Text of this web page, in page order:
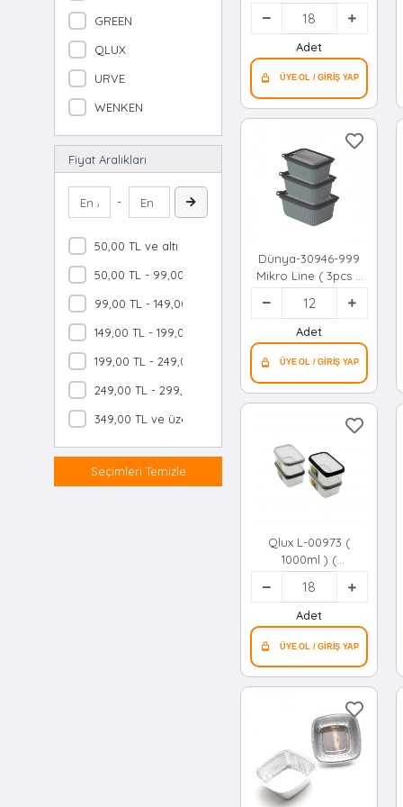
GREEN
QLUX
URVE
WENKEN
Fiyat Aralıkları
-
50,00 TL ve altı
50,00 TL - 99,00 TL
99,00 TL - 149,00 TL
149,00 TL - 199,00 TL
199,00 TL - 249,00 TL
249,00 TL - 299,00 TL
349,00 TL ve üzeri
Seçimleri Temizle
Erzak Kabı ( Şeffaf
Pls.kap ) ( 2800ml
)*18=k
Adet
Dünya-30946-999
Mikro Line ( 3pcs =
600-1100-1800ml ) (
Dikdörtgen ) Plastik
Saklama Kabı Set (
Mikrodalga
Kullanılabilir )*12=k
Adet
Qlux L-00973 (
1000ml ) (
Dikdörtgen )
Bomonti Plastik
Saklama Kabı*18=k
Adet